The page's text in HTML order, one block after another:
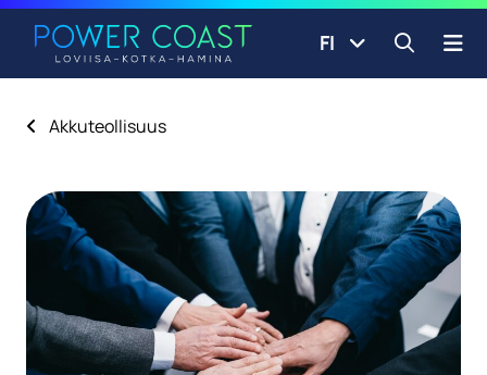
Siirry sisältöön
FI Avaa
Akkuteollisuus